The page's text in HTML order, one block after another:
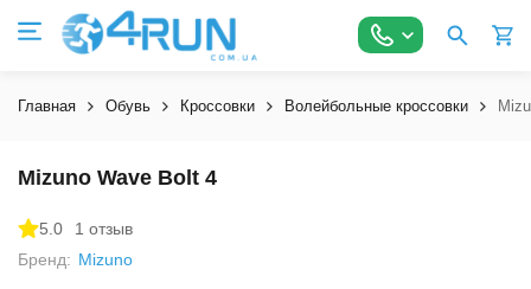
Главная Обувь Кроссовки Волейбольные кроссовки
Mizuno Wave Bolt 4
5.0
1 отзыв
Бренд: Mizuno